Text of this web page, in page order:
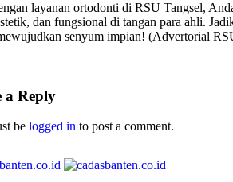
layanan ortodonti di RSU Tangsel,
dan fungsional di tangan para ahli.
senyum impian! (Advertorial
a Reply
be logged in to post a comment.